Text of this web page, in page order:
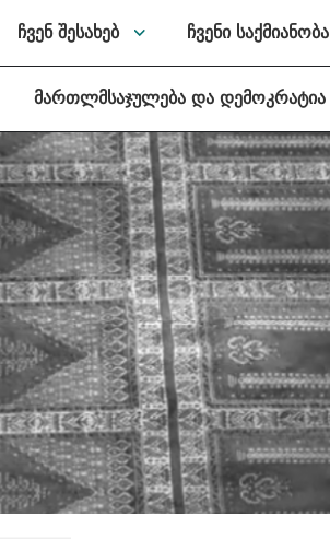
ჩვენ შესახებ ჩვენი საქმიანობა
მართლმსაჯულება და დემოკრატია